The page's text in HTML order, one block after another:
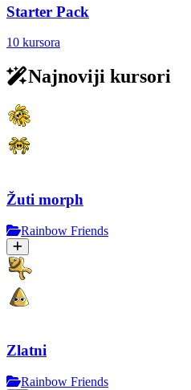
Starter Pack
10 kursora
Najnoviji kursori
Žuti morph
Rainbow Friends
Zlatni
Rainbow Friends